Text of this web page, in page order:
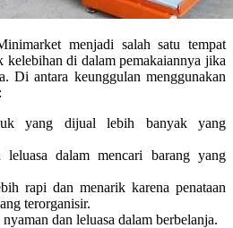
menjadi salah satu tempat
di dalam pemakaiannya jika
Di antara keunggulan menggunakan
yang dijual lebih banyak yang
leluasa dalam mencari barang yang
rapi dan menarik karena penataan
terorganisir.
dan leluasa dalam berbelanja.